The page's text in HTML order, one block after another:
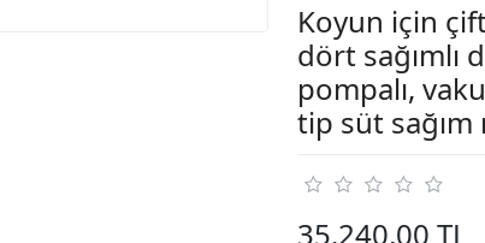
Koyun için
dört sağımlı
pompalı,
tip süt sağım
35.240,00 TL